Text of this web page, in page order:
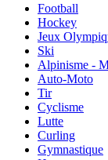
Football
Hockey
Jeux
Ski
Alpinisme -
Auto-Moto
Tir
Cyclisme
Lutte
Curling
Gymnastique